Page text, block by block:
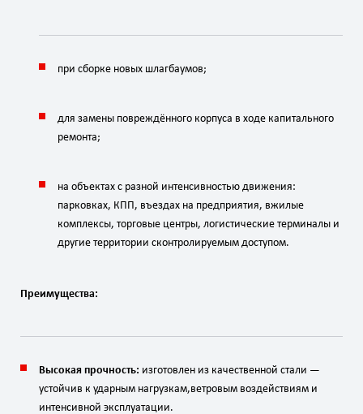
при сборке новых шлагбаумов;
для замены повреждённого корпуса в ходе капитального
ремонта;
на объектах с разной интенсивностью движения:
парковках, КПП, въездах на предприятия, вжилые
комплексы, торговые центры, логистические терминалы и
другие территории сконтролируемым доступом.
Преимущества:
Высокая прочность: изготовлен из качественной стали —
устойчив к ударным нагрузкам,ветровым воздействиям и
интенсивной эксплуатации.